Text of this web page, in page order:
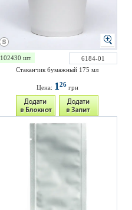
102430 шт.
6184-01
Стаканчик бумажный 175 мл
Цена: 126грн